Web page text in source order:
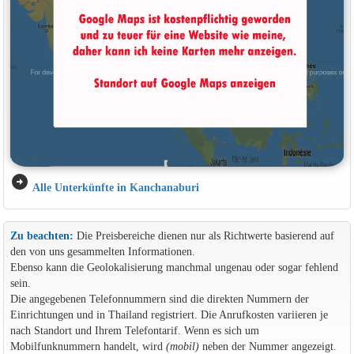
arrow_circle_right Alle Unterkünfte in Kanchanaburi
Zu beachten: Die Preisbereiche dienen nur als Richtwerte basierend auf
den von uns gesammelten Informationen.
Ebenso kann die Geolokalisierung manchmal ungenau oder sogar fehlend
sein.
Die angegebenen Telefonnummern sind die direkten Nummern der
Einrichtungen und in Thailand registriert. Die Anrufkosten variieren je
nach Standort und Ihrem Telefontarif. Wenn es sich um
Mobilfunknummern handelt, wird (mobil)neben der Nummer angezeigt.